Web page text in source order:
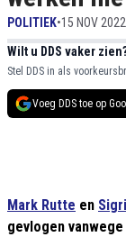
POLITIEK•15 NOV
Wilt u DDS vaker
Stel DDS in als
Voeg DDS toe op
Mark Rutte en
gevlogen vanwege